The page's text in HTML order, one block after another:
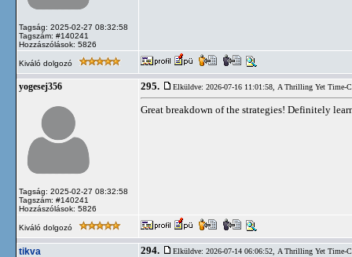
Tagság: 2025-02-27 08:32:58
Tagszám: #140241
Hozzászólások: 5826
Kiváló dolgozó
yogesej356
Tagság: 2025-02-27 08:32:58
Tagszám: #140241
Hozzászólások: 5826
295. Elküldve: 2026-07-16 11:01:58, A Thrilling Yet Time-
Great breakdown of the strategies! Definitely
Kiváló dolgozó
tikva 294. Elküldve: 2026-07-14 06:06:52, A Thrilling Yet Time-